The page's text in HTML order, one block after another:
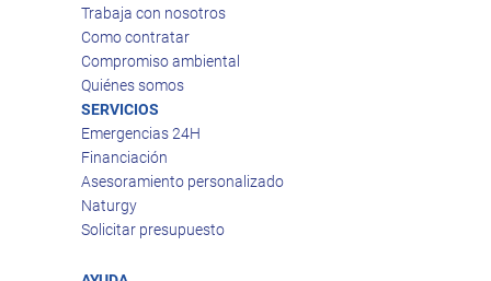
Trabaja con nosotros
Como contratar
Compromiso ambiental
Quiénes somos
SERVICIOS
Emergencias 24H
Financiación
Asesoramiento personalizado
Naturgy
Solicitar presupuesto